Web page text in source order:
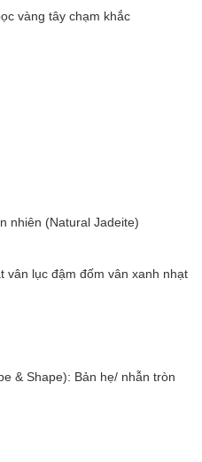
vàng tây chạm khắc
nhiên (Natural Jadeite)
vân lục đậm đốm vân xanh nhạt
& Shape): Bản hẹ/ nhẫn tròn